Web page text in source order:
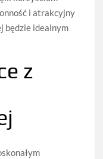
i atrakcyjny
będzie idealnym
z